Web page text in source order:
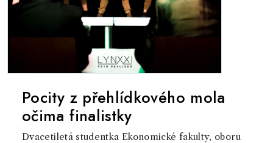
Pocity z přehlídkového mola
očima finalistky
Dvacetiletá studentka Ekonomické fakulty, oboru